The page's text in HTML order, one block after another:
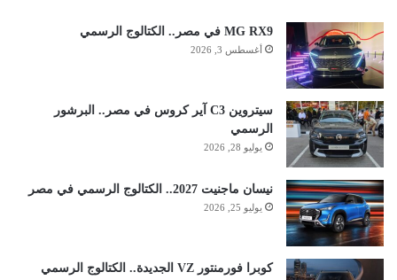
MG RX9 في مصر.. الكتالوج الرسمي
أغسطس 3, 2026
سيتروين C3 آير كروس في مصر.. البرشور
الرسمي
يوليو 28, 2026
نيسان ماجنيت 2027.. الكتالوج الرسمي في مصر
يوليو 25, 2026
كوبرا فورمنتور VZ الجديدة.. الكتالوج الرسمي